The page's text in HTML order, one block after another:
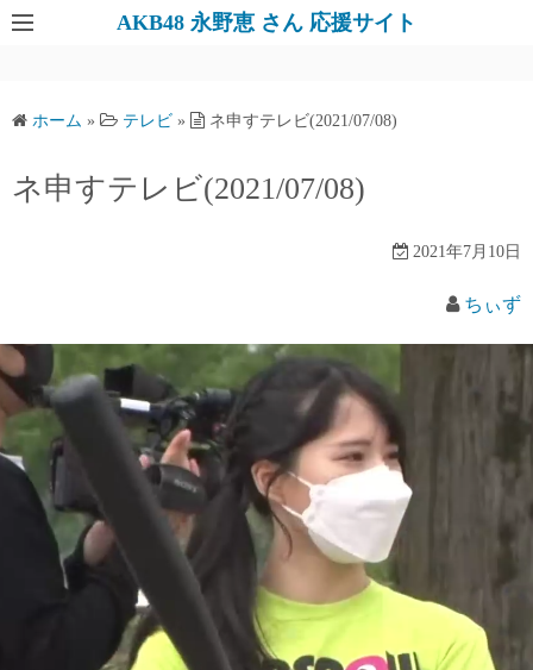
AKB48 永野恵 さん 応援サイト
ホーム » テレビ » ネ申すテレビ(2021/07/08)
ネ申すテレビ(2021/07/08)
2021年7月10日
ちぃず